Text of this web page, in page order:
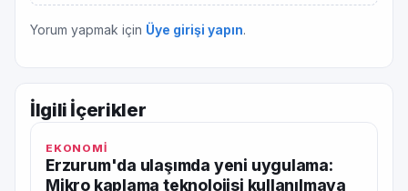
Yorum yapmak için Üye girişi yapın.
İlgili İçerikler
EKONOMİ
Erzurum'da ulaşımda yeni uygulama:
Mikro kaplama teknolojisi kullanılmaya